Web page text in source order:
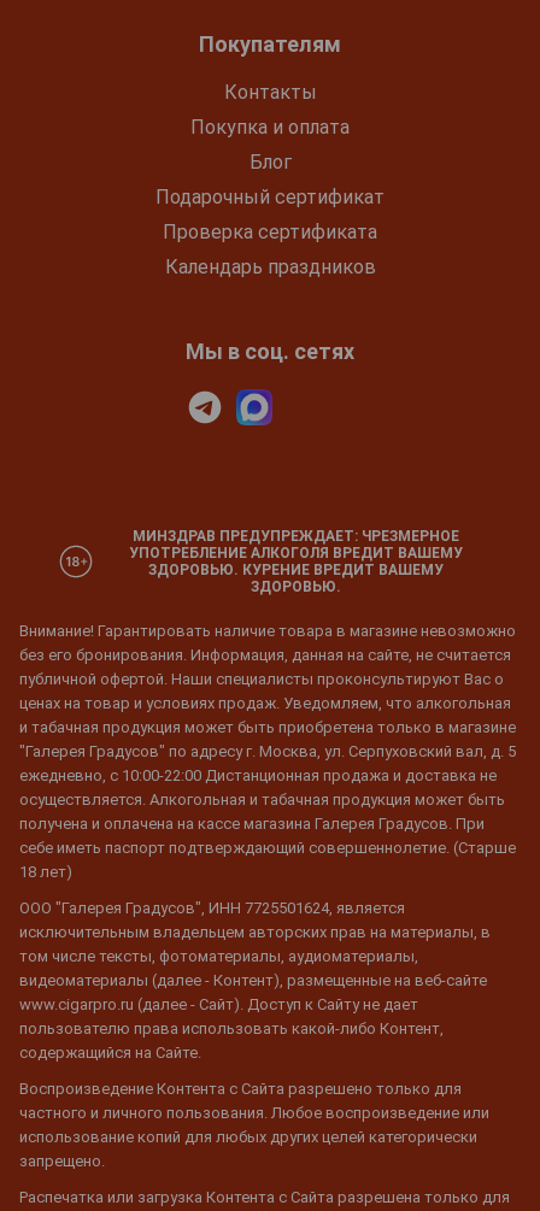
Покупателям
Контакты
Покупка и оплата
Блог
Подарочный сертификат
Проверка сертификата
Календарь праздников
Мы в соц. сетях
МИНЗДРАВ ПРЕДУПРЕЖДАЕТ: ЧРЕЗМЕРНОЕ
УПОТРЕБЛЕНИЕ АЛКОГОЛЯ ВРЕДИТ ВАШЕМУ
ЗДОРОВЬЮ. КУРЕНИЕ ВРЕДИТ ВАШЕМУ
ЗДОРОВЬЮ.
Внимание! Гарантировать наличие товара в магазине невозможно
без его бронирования. Информация, данная на сайте, не считается
публичной офертой. Наши специалисты проконсультируют Вас о
ценах на товар и условиях продаж. Уведомляем, что алкогольная
и табачная продукция может быть приобретена только в магазине
"Галерея Градусов" по адресу г. Москва, ул. Серпуховский вал, д. 5
ежедневно, с 10:00-22:00 Дистанционная продажа и доставка не
осуществляется. Алкогольная и табачная продукция может быть
получена и оплачена на кассе магазина Галерея Градусов. При
себе иметь паспорт подтверждающий совершеннолетие. (Старше
18 лет)
ООО "Галерея Градусов", ИНН 7725501624, является
исключительным владельцем авторских прав на материалы, в
том числе тексты, фотоматериалы, аудиоматериалы,
видеоматериалы (далее - Контент), размещенные на веб-сайте
www.cigarpro.ru (далее - Сайт). Доступ к Сайту не дает
пользователю права использовать какой-либо Контент,
содержащийся на Сайте.
Воспроизведение Контента с Сайта разрешено только для
частного и личного пользования. Любое воспроизведение или
использование копий для любых других целей категорически
запрещено.
Распечатка или загрузка Контента с Сайта разрешена только для